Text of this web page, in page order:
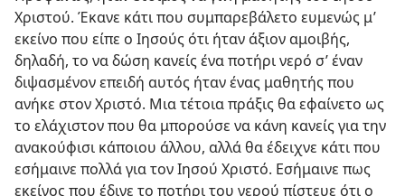
Χριστού. Έκανε κάτι που συμπαρεβάλετο ευμενώς μ’
εκείνο που είπε ο Ιησούς ότι ήταν άξιον αμοιβής,
δηλαδή, το να δώση κανείς ένα ποτήρι νερό σ’ έναν
διψασμένον επειδή αυτός ήταν ένας μαθητής που
ανήκε στον Χριστό. Μια τέτοια πράξις θα εφαίνετο ως
το ελάχιστον που θα μπορούσε να κάνη κανείς για την
ανακούφισι κάποιου άλλου, αλλά θα έδειχνε κάτι που
εσήμαινε πολλά για τον Ιησού Χριστό. Εσήμαινε πως
εκείνος που έδινε το ποτήρι του νερού πίστευε ότι ο